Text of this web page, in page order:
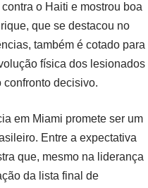
o Haiti e mostrou boa
que se destacou no
também é cotado para
física dos lesionados
confronto decisivo.
em Miami promete ser um
Entre a expectativa
que, mesmo na liderança
da lista final de